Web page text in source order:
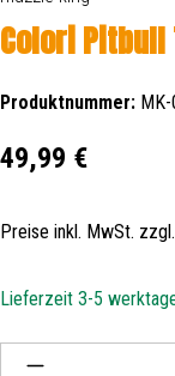
Colori
Produktnummer:
Regulärer Preis:
49,99 €
Preise inkl. MwSt.
Lieferzeit 3-5
Produkt Anzahl: